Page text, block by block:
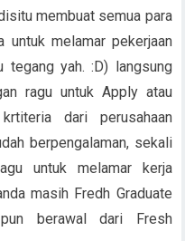
membuat semua para
untuk melamar pekerjaan
tegang yah. :D) langsung
ragu untuk Apply atau
dari perusahaan
berpengalaman, sekali
untuk melamar kerja
masih Fredh Graduate
berawal dari Fresh